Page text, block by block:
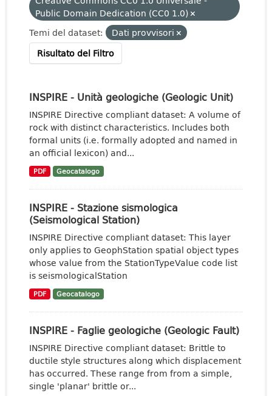
Public Domain Dedication (CC0 1.0)
Temi del dataset:
Dati provvisori
Risultato del Filtro
INSPIRE - Unità geologiche (Geologic Unit)
INSPIRE Directive compliant dataset: A volume of
rock with distinct characteristics. Includes both
formal units (i.e. formally adopted and named in
an official lexicon) and...
PDF Geocatalogo
INSPIRE - Stazione sismologica
(Seismological Station)
INSPIRE Directive compliant dataset: This layer
only applies to GeophStation spatial object types
whose value from the StationTypeValue code list
is seismologicalStation
PDF Geocatalogo
INSPIRE - Faglie geologiche (Geologic Fault)
INSPIRE Directive compliant dataset: Brittle to
ductile style structures along which displacement
has occurred. These range from from a simple,
single 'planar' brittle or...